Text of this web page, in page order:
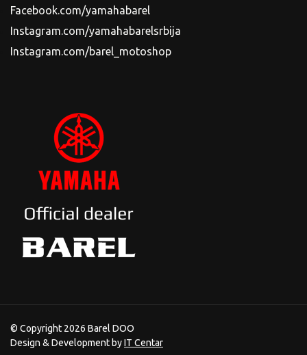
Facebook.com/yamahabarel
Instagram.com/yamahabarelsrbija
Instagram.com/barel_motoshop
© Copyright 2026 Barel DOO
Design & Development byIT Centar